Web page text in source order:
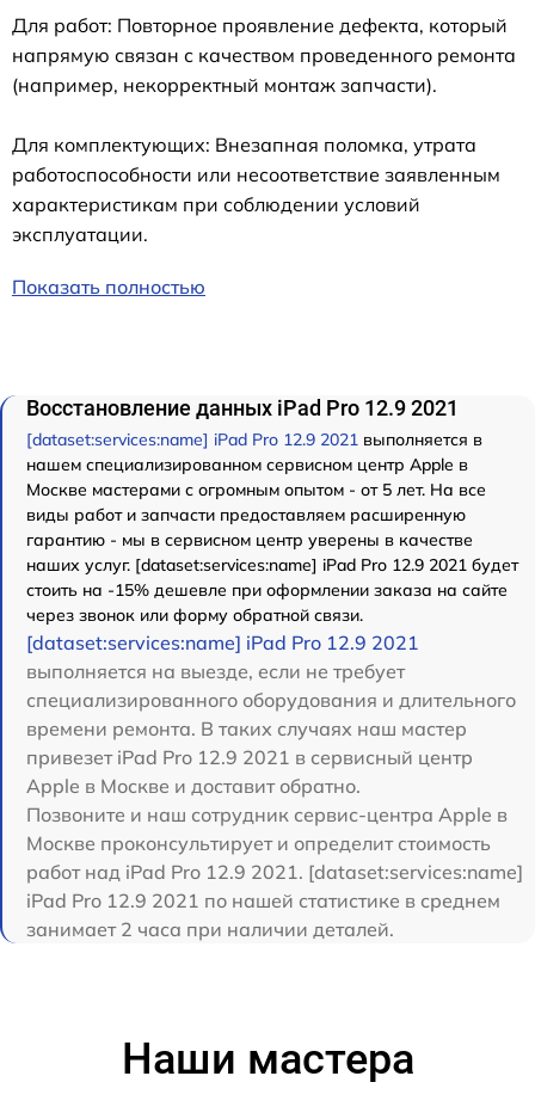
Для работ: Повторное проявление дефекта, который
напрямую связан с качеством проведенного ремонта
(например, некорректный монтаж запчасти).
Для комплектующих: Внезапная поломка, утрата
работоспособности или несоответствие заявленным
характеристикам при соблюдении условий
эксплуатации.
Показать полностью
Восстановление данных iPad Pro 12.9 2021
[dataset:services:name] iPad Pro 12.9 2021 выполняется в
нашем специализированном сервисном центр Apple в
Москве мастерами с огромным опытом - от 5 лет. На все
виды работ и запчасти предоставляем расширенную
гарантию - мы в сервисном центр уверены в качестве
наших услуг. [dataset:services:name] iPad Pro 12.9 2021 будет
стоить на -15% дешевле при оформлении заказа на сайте
через звонок или форму обратной связи.
[dataset:services:name] iPad Pro 12.9 2021
выполняется на выезде, если не требует
специализированного оборудования и длительного
времени ремонта. В таких случаях наш мастер
привезет iPad Pro 12.9 2021 в сервисный центр
Apple в Москве и доставит обратно.
Позвоните и наш сотрудник сервис-центра Apple в
Москве проконсультирует и определит стоимость
работ над iPad Pro 12.9 2021. [dataset:services:name]
iPad Pro 12.9 2021 по нашей статистике в среднем
занимает 2 часа при наличии деталей.
Наши мастера